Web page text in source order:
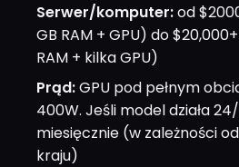
Serwer/komputer:od
GB RAM + GPU) do
RAM + kilka GPU)
Prąd:GPU pod pełnym
400W. Jeśli model działa
miesięcznie (w zależności
kraju)